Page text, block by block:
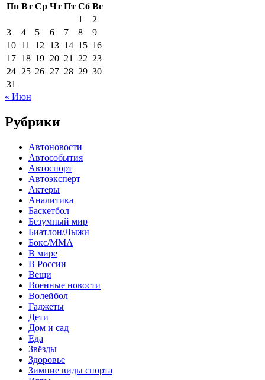
Пн Вт Ср Чт Пт Сб Вс
1
2
3
4 5 6 7 8
9
10 11 12 13 14 15 16
17 18 19 20 21 22 23
24 25 26 27 28 29 30
31
« Июн
Рубрики
Автоновости
Автособытия
Автоспорт
Автоэксперт
Актеры
Аналитика
Баскетбол
Безумный мир
Биатлон/Лыжи
Бокс/MMA
В мире
В России
Вещи
Военные новости
Волейбол
Гаджеты
Дети
Дом и сад
Еда
Звёзды
Здоровье
Зимние виды спорта